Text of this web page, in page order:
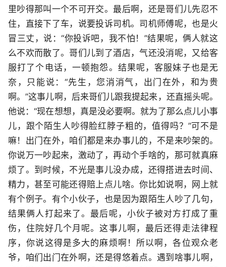
里吵得那叫一个不可开交。最后啊，还是哥们儿先忍不
住，直接下了车，说要投诉司机。司机师傅呢，也是火
冒三丈，说：“你投诉吧，我不怕！”结果呢，俩人就这
么不欢而散了。哥们儿到了酒店，气还没消呢，又给客
服打了个电话，一顿抱怨。结果呢，客服妹子也是无
奈，只能说：“先生，您消消气，出门在外，和为贵
啊。”这事儿啊，后来哥们儿跟我提起来，还直摇头呢。
他说：“现在想想，真是没必要啊。就为了那么点儿小事
儿，跟个陌生人吵得脸红脖子粗的，值得吗？”可不是
嘛！出门在外，咱们都是来办事儿的，不是来吵架的。
你说万一吵起来，激动了，再动个手啥的，那可就真麻
烦了。到时候，不光是事儿没办成，还得搭进去时间、
精力，甚至可能还得赔上点儿啥。你比如说啊，网上就
有个例子。有个小伙子，也是因为跟陌生人吵了几句，
结果俩人打起来了。最后呢，小伙子被对方打成了重
伤，住院好几个月呢。这事儿啊，最后还得走法律程
序，你说这得是多大的麻烦啊！所以啊，各位观众老
爷，咱们出门在外啊，还是得悠着点。遇到啥事儿啊，